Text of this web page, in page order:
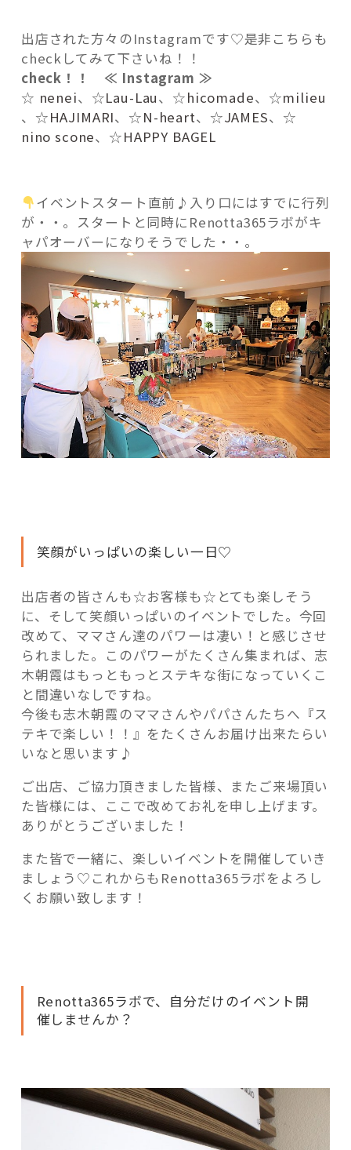
出店された方々のInstagramです♡是非こちらも
checkしてみて下さいね！！
check！！ ≪ Instagram ≫
☆ nenei、☆Lau-Lau、☆hicomade、☆milieu
、☆HAJIMARI、☆N-heart、☆JAMES、☆
nino scone、☆HAPPY BAGEL
イベントスタート直前♪入り口にはすでに行列
が・・。スタートと同時にRenotta365ラボがキ
ャパオーバーになりそうでした・・。
笑顔がいっぱいの楽しい一日♡
出店者の皆さんも☆お客様も☆とても楽しそう
に、そして笑顔いっぱいのイベントでした。今回
改めて、ママさん達のパワーは凄い！と感じさせ
られました。このパワーがたくさん集まれば、志
木朝霞はもっともっとステキな街になっていくこ
と間違いなしですね。
今後も志木朝霞のママさんやパパさんたちへ『ス
テキで楽しい！！』をたくさんお届け出来たらい
いなと思います♪
ご出店、ご協力頂きました皆様、またご来場頂い
た皆様には、ここで改めてお礼を申し上げます。
ありがとうございました！
また皆で一緒に、楽しいイベントを開催していき
ましょう♡これからもRenotta365ラボをよろし
くお願い致します！
Renotta365ラボで、自分だけのイベント開
催しませんか？